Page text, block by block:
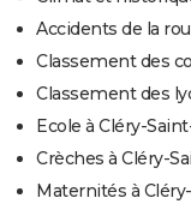
Accidents de la
Classement des
Classement des
Ecole à Cléry-
Crèches à Cléry-
Maternités à